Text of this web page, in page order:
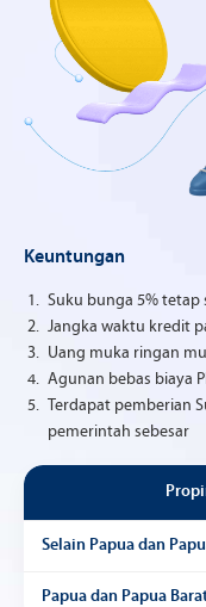
Keuntungan
Suku bunga 5%
Jangka waktu kredit
Uang muka ringan
Agunan bebas biaya
Terdapat pemberian
pemerintah sebesar
Selain Papua dan
Papua dan Papua